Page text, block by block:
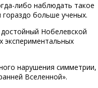
либо наблюдать такое
больше ученых.
Нобелевской
экспериментальных
нарушения симметрии,
Вселенной».